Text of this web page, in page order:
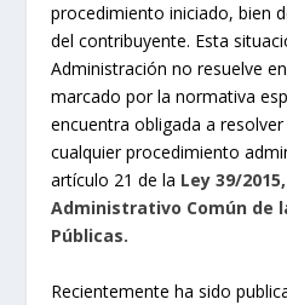
procedimiento iniciado, bien
del contribuyente. Esta
Administración no resuelve
marcado por la normativa
encuentra obligada a
cualquier procedimiento
artículo 21 de la Ley 39/
Administrativo Común de
Públicas.
Recientemente ha sido